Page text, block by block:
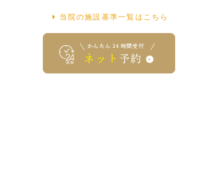
当院の施設基準一覧はこちら